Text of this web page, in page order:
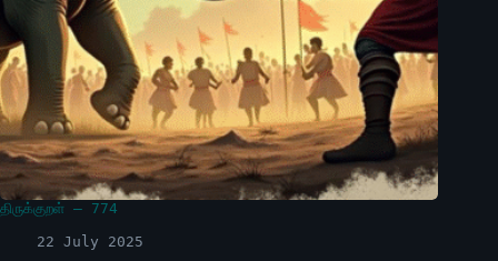
திருக்குறள் – 774
22 July 2025